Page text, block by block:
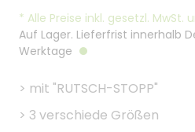
* Alle Preise inkl. gesetzl. MwSt.
Auf Lager. Lieferfrist innerhalb
Werktage
> mit "RUTSCH-STOPP"
> 3 verschiede Größen